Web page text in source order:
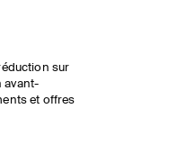
sur
avant-
et offres